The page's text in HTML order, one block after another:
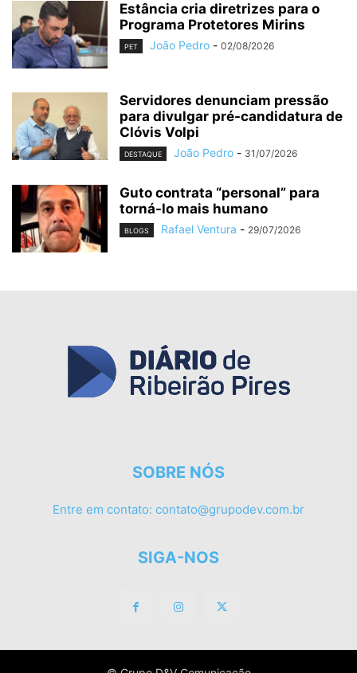
Estância cria diretrizes para o
Programa Protetores Mirins
PET João Pedro - 02/08/2026
Servidores denunciam pressão
para divulgar pré-candidatura de
Clóvis Volpi
DESTAQUE João Pedro - 31/07/2026
Guto contrata “personal” para
torná-lo mais humano
BLOGS Rafael Ventura - 29/07/2026
SOBRE NÓS
Entre em contato: contato@grupodev.com.br
SIGA-NOS